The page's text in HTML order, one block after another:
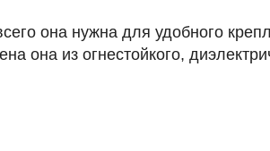
она нужна для удобного
она из огнестойкого,